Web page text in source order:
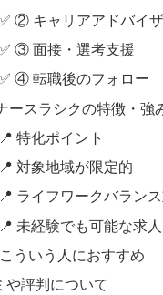
② キャリアアドバイ
③ 面接・選考支援
④ 転職後のフォロー
ースラシクの特徴・強
📍 特化ポイント
📍 対象地域が限定的
📍 ライフワークバラン
📍 未経験でも可能な求人
ういう人におすすめ
や評判について